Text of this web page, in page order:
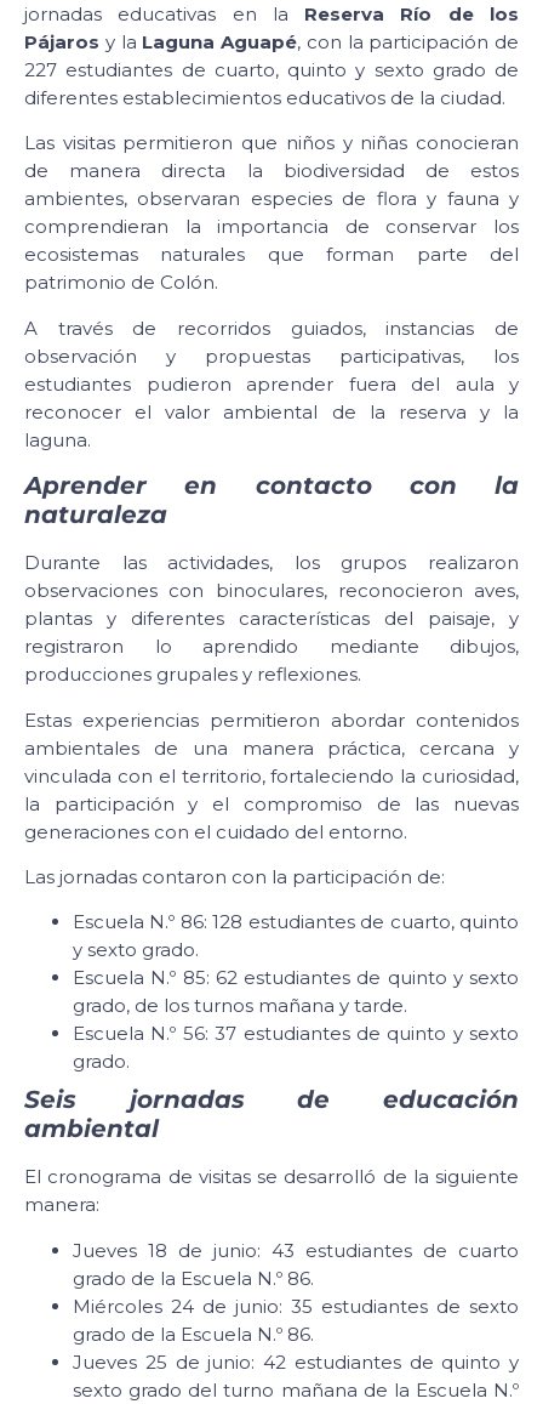
jornadas educativas en la Reserva Río de los
Pájaros y la Laguna Aguapé, con la participación de
227 estudiantes de cuarto, quinto y sexto grado de
diferentes establecimientos educativos de la ciudad.
Las visitas permitieron que niños y niñas conocieran
de manera directa la biodiversidad de estos
ambientes, observaran especies de flora y fauna y
comprendieran la importancia de conservar los
ecosistemas naturales que forman parte del
patrimonio de Colón.
A través de recorridos guiados, instancias de
observación y propuestas participativas, los
estudiantes pudieron aprender fuera del aula y
reconocer el valor ambiental de la reserva y la
laguna.
Aprender en contacto con la
naturaleza
Durante las actividades, los grupos realizaron
observaciones con binoculares, reconocieron aves,
plantas y diferentes características del paisaje, y
registraron lo aprendido mediante dibujos,
producciones grupales y reflexiones.
Estas experiencias permitieron abordar contenidos
ambientales de una manera práctica, cercana y
vinculada con el territorio, fortaleciendo la curiosidad,
la participación y el compromiso de las nuevas
generaciones con el cuidado del entorno.
Las jornadas contaron con la participación de:
Escuela N.º 86: 128 estudiantes de cuarto, quinto
y sexto grado.
Escuela N.º 85: 62 estudiantes de quinto y sexto
grado, de los turnos mañana y tarde.
Escuela N.º 56: 37 estudiantes de quinto y sexto
grado.
Seis jornadas de educación
ambiental
El cronograma de visitas se desarrolló de la siguiente
manera:
Jueves 18 de junio: 43 estudiantes de cuarto
grado de la Escuela N.º 86.
Miércoles 24 de junio: 35 estudiantes de sexto
grado de la Escuela N.º 86.
Jueves 25 de junio: 42 estudiantes de quinto y
sexto grado del turno mañana de la Escuela N.º